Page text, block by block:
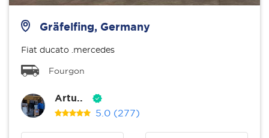
Gräfelfing, Germany
Fiat ducato .mercedes
Fourgon
Artu..
5.0 (277)